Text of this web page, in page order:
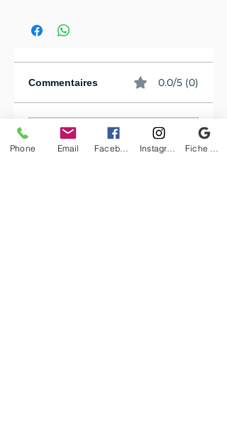
Commentaires 0.0/5 (0)
Rédigez un commentaire...
Phone Email